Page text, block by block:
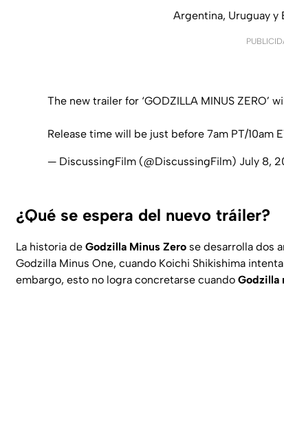
Argentina, Uruguay y
The new trailer for ‘GODZILLA MINUS ZERO’
Release time will be just before 7am PT/10am
— DiscussingFilm (@DiscussingFilm) July 8,
¿Qué se espera del nuevo tráiler?
La historia de Godzilla Minus Zero se desarrolla dos
Godzilla Minus One, cuando Koichi Shikishima
embargo, esto no logra concretarse cuando Godzilla